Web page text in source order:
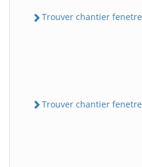
Trouver chantier fenetre
Trouver chantier fenetre